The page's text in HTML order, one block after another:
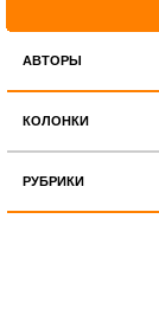
АВТОРЫ
КОЛОНКИ
РУБРИКИ